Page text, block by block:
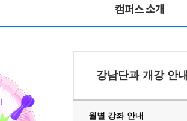
캠퍼스 소개
강남단과 개강 안내
월별 강좌 안내